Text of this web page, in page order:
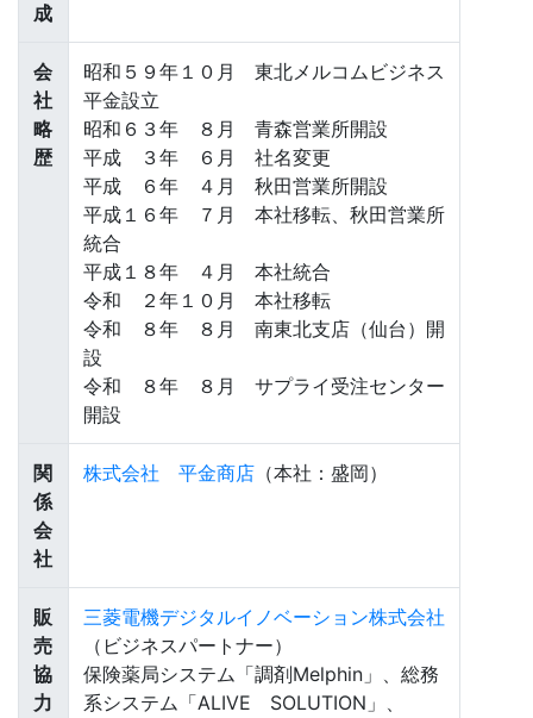
成
会
社
略
歴
昭和５９年１０月 東北メルコムビジネス
平金設立
昭和６３年 ８月 青森営業所開設
平成 ３年 ６月 社名変更
平成 ６年 ４月 秋田営業所開設
平成１６年 ７月 本社移転、秋田営業所
統合
平成１８年 ４月 本社統合
令和 ２年１０月 本社移転
令和 ８年 ８月 南東北支店（仙台）開
設
令和 ８年 ８月 サプライ受注センター
開設
関
係
会
社
株式会社 平金商店 （本社：盛岡）
販
売
協
力
三菱電機デジタルイノベーション株式会社
（ビジネスパートナー）
保険薬局システム「調剤Melphin」、総務
系システム「ALIVE SOLUTION」、